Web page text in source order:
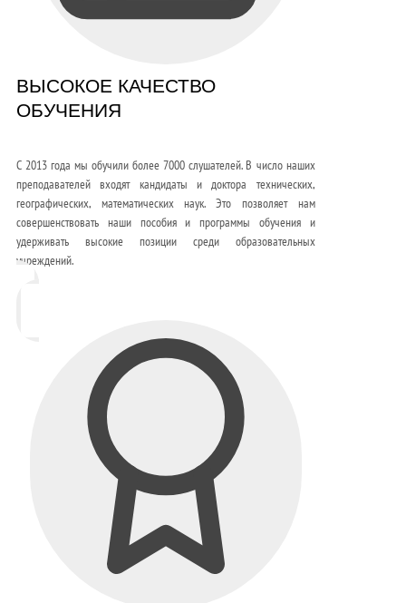
ВЫСОКОЕ КАЧЕСТВО
ОБУЧЕНИЯ
С 2013 года мы обучили более 7000 слушателей. В число наших
преподавателей входят кандидаты и доктора технических,
географических, математических наук. Это позволяет нам
совершенствовать наши пособия и программы обучения и
удерживать высокие позиции среди образовательных
учреждений.